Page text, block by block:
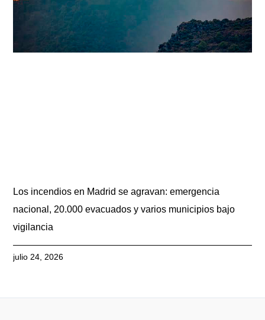
Los incendios en Madrid se agravan: emergencia
nacional, 20.000 evacuados y varios municipios bajo
vigilancia
julio 24, 2026